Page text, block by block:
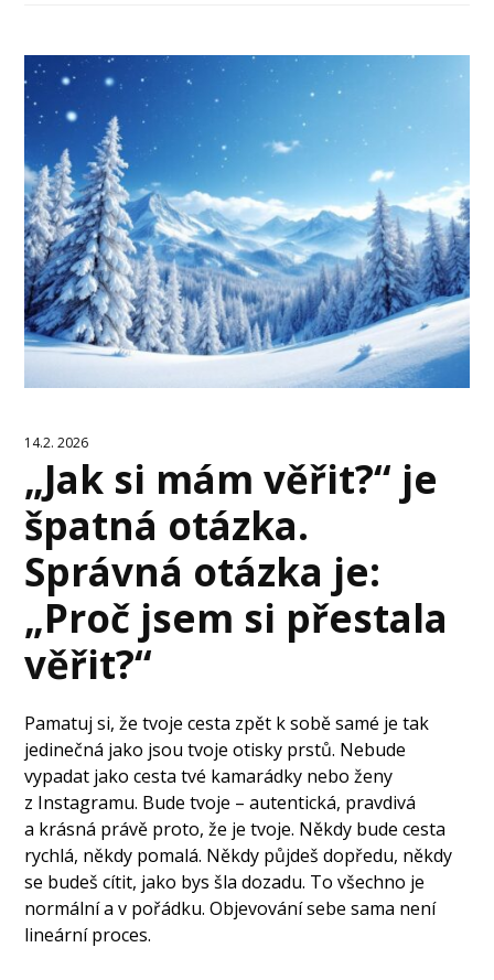
14.2. 2026
„Jak si mám věřit?“ je
špatná otázka.
Správná otázka je:
„Proč jsem si přestala
věřit?“
Pamatuj si, že tvoje cesta zpět k sobě samé je tak
jedinečná jako jsou tvoje otisky prstů. Nebude
vypadat jako cesta tvé kamarádky nebo ženy
z Instagramu. Bude tvoje – autentická, pravdivá
a krásná právě proto, že je tvoje. Někdy bude cesta
rychlá, někdy pomalá. Někdy půjdeš dopředu, někdy
se budeš cítit, jako bys šla dozadu. To všechno je
normální a v pořádku. Objevování sebe sama není
lineární proces.